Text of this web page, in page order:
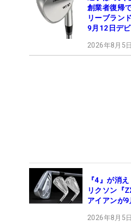
創業者復帰
リーブラン
9月12日デ
2026年8月5
『4』が消
リクソン『
アイアンが
2026年8月5